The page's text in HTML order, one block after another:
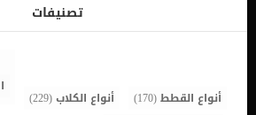
تصنيفات
أنواع القطط(170) أنواع الكلاب(229)